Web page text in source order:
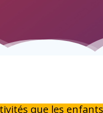
que les